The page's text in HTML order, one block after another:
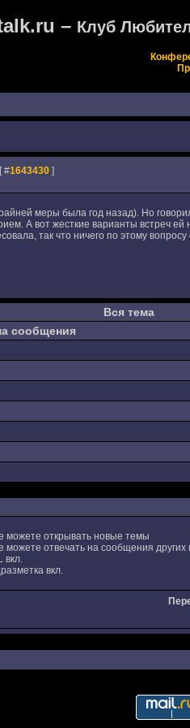
– Клуб
[ #1643430]
меры была год назад). Но
А вот жесткие варианты встреч
так что ничего по этому вопросу
Вся тема
сообщения
открывать новые темы
отвечать на сообщения других
вкл.